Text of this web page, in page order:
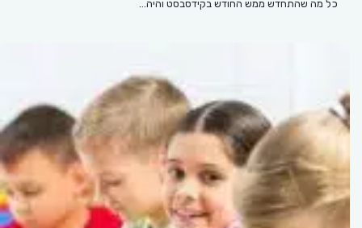
כל מה שהתחדש ממש החודש בקידסבסט והיה…